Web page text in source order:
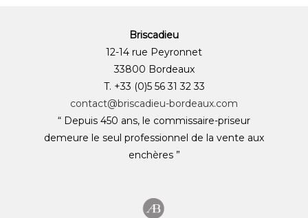
Briscadieu
12-14 rue Peyronnet
33800 Bordeaux
T. +33 (0)5 56 31 32 33
contact@briscadieu-bordeaux.com
“ Depuis 450 ans, le commissaire-priseur
demeure le seul professionnel de la vente aux
enchères ”